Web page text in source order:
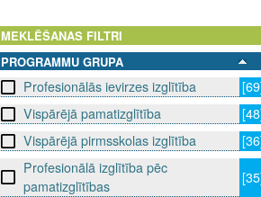
D
MEKLĒŠANAS FILTRI
PROGRAMMU GRUPA
Profesionālās ievirzes izglītība
Vispārējā pamatizglītība
Vispārējā pirmsskolas izglītība
Profesionālā izglītība pēc
pamatizglītības